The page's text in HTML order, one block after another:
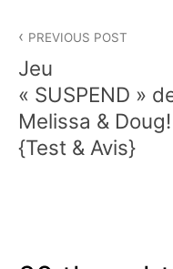
de
l’article
PREVIOUS POST
Jeu
« SUSPEND »
Melissa & Doug!
{Test & Avis}